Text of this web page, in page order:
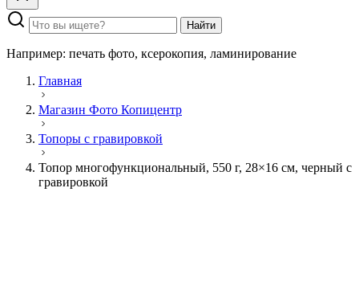
Найти
Например: печать фото, ксерокопия, ламинирование
Главная
Магазин Фото Копицентр
Топоры с гравировкой
Топор многофункциональный, 550 г, 28×16 см, черный с
гравировкой